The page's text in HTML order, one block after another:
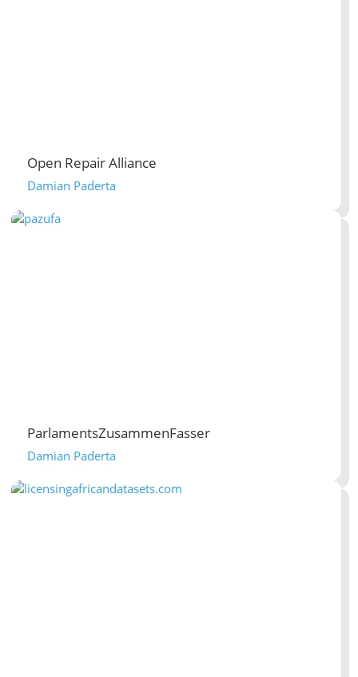
Open Repair Alliance
Damian Paderta
ParlamentsZusammenFasser
Damian Paderta